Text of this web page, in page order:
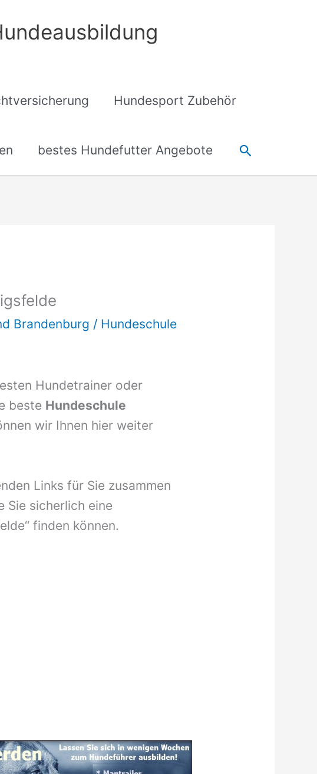
Hundesport Zubehör
bestes Hundefutter Angebote Suchen
Brandenburg / Hundeschule
Hundetrainer oder
beste Hundeschule
wir Ihnen hier weiter
Links für Sie zusammen
Sie sicherlich eine
finden können.